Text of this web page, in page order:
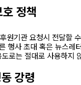
정책
원기관 요청시 전달할
행사 초대 혹은 뉴스레
로는 절대로 사용하지
강령